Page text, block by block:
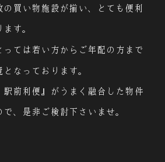
買い物施設が揃い、とても便利
す。
っては 若い方からご年配の方まで
なっております。
駅前利便』がうまく融合した物件
、是非ご検討下さいませ。